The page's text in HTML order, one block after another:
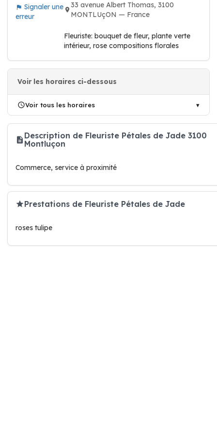
Signaler une
erreur
33 avenue Albert Thomas, 3100
MONTLUçON — France
Fleuriste: bouquet de fleur, plante verte
intérieur, rose compositions florales
Voir les horaires ci-dessous
Voir tous les horaires
Description de Fleuriste Pétales de Jade 3100
Montluçon
Commerce, service à proximité
Prestations de Fleuriste Pétales de Jade
roses tulipe